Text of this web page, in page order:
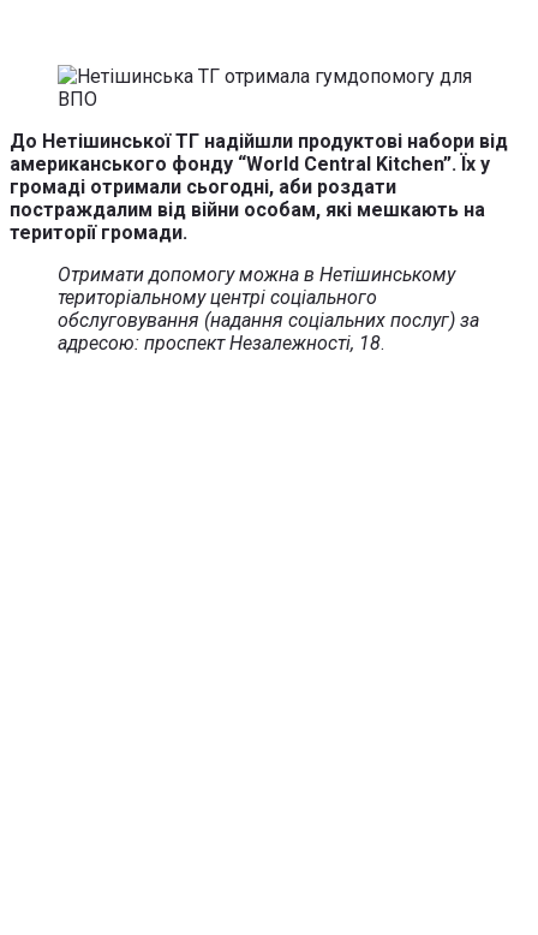
До Нетішинської ТГ надійшли продуктові набори від
американського фонду “World Central Kitchen”. Їх у
громаді отримали сьогодні, аби роздати
постраждалим від війни особам, які мешкають на
території громади.
Отримати допомогу можна в Нетішинському
територіальному центрі соціального
обслуговування (надання соціальних послуг) за
адресою: проспект Незалежності, 18.